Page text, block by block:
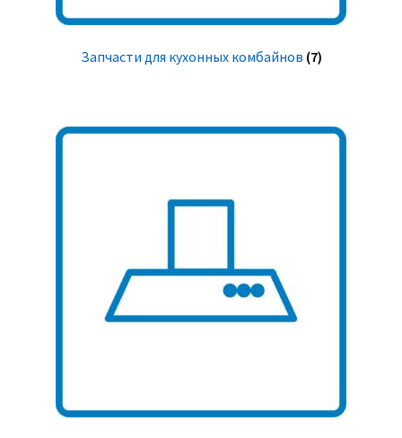
Запчасти для кухонных комбайнов (7)